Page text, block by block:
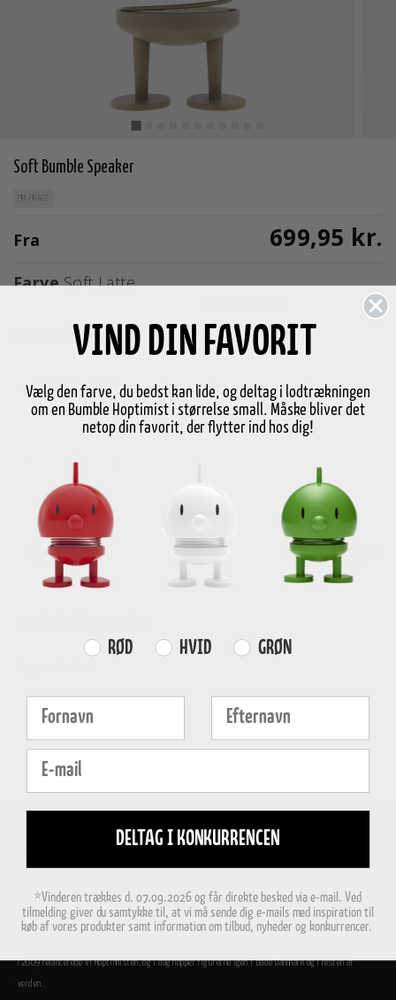
Soft Bumble Speaker
FRI FRAGT
Fra 699,95 kr.
FarveSoft Latte
Størrelse
Vælg Størrelse
GRATIS FRAGT
over499 DKK
E-MÆRKET
HURTIG LEVERING
1-3 hverdage
Vi er utrolig stolte af, at Hoptimisterne i dag er en del af den store danske designfamilie.
I 2009 relancerede vi Hoptimisten, og i dag hopper figurerne igen i både Danmark og i resten af
verden.
VIND DIN FAVORIT
Vælg den farve, du bedst kan lide, og deltag i lodtrækningen
om en Bumble Hoptimist i størrelse small. Måske bliver det
netop din favorit, der flytter ind hos dig!
Farvevalg
RØD HVID GRØN
Fornavn Efternavn
E-mail
DELTAG I KONKURRENCEN
*Vinderen trækkes d. 07.09.2026 og får direkte besked via e-mail. Ved
tilmelding giver du samtykke til, at vi må sende dig e-mails med inspiration til
køb af vores produkter samt information om tilbud, nyheder og konkurrencer.